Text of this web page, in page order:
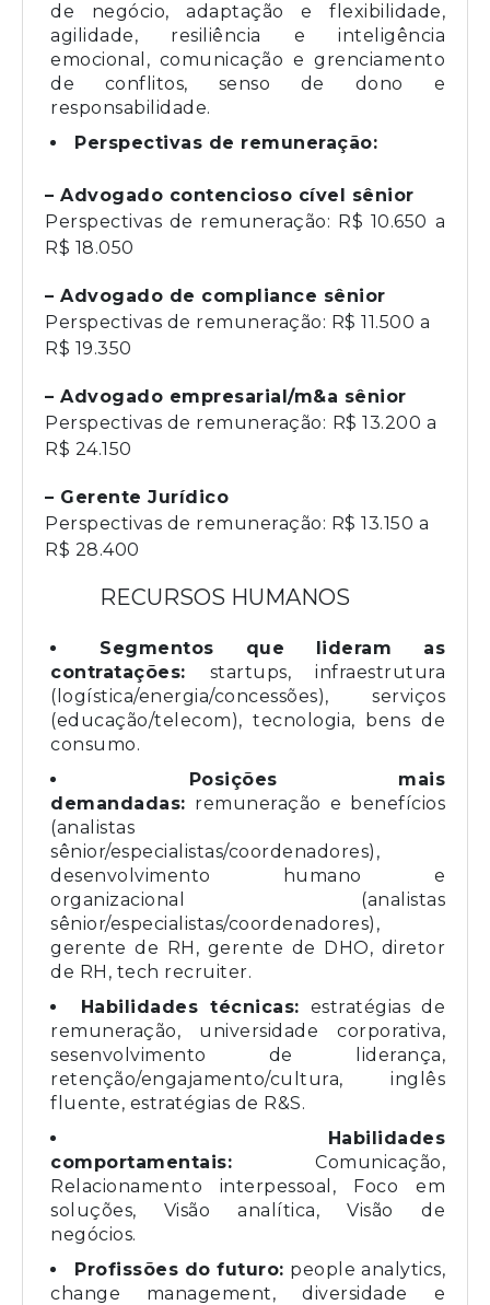
de negócio, adaptação e flexibilidade,
agilidade, resiliência e inteligência
emocional, comunicação e grenciamento
de conflitos, senso de dono e
responsabilidade.
Perspectivas de remuneração:
– Advogado contencioso cível sênior
Perspectivas de remuneração: R$ 10.650 a
R$ 18.050
– Advogado de compliance sênior
Perspectivas de remuneração: R$ 11.500 a
R$ 19.350
– Advogado empresarial/m&a sênior
Perspectivas de remuneração: R$ 13.200 a
R$ 24.150
– Gerente Jurídico
Perspectivas de remuneração: R$ 13.150 a
R$ 28.400
RECURSOS HUMANOS
Segmentos que lideram as
contratações: startups, infraestrutura
(logística/energia/concessões), serviços
(educação/telecom), tecnologia, bens de
consumo.
Posições mais
demandadas: remuneração e benefícios
(analistas
sênior/especialistas/coordenadores),
desenvolvimento humano e
organizacional (analistas
sênior/especialistas/coordenadores),
gerente de RH, gerente de DHO, diretor
de RH, tech recruiter.
Habilidades técnicas: estratégias de
remuneração, universidade corporativa,
sesenvolvimento de liderança,
retenção/engajamento/cultura, inglês
fluente, estratégias de R&S.
Habilidades
comportamentais: Comunicação,
Relacionamento interpessoal, Foco em
soluções, Visão analítica, Visão de
negócios.
Profissões do futuro: people analytics,
change management, diversidade e